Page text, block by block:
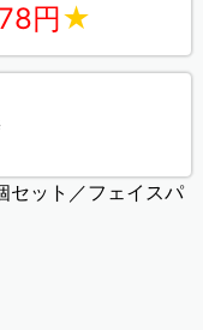
円★
セット／フェイスパ